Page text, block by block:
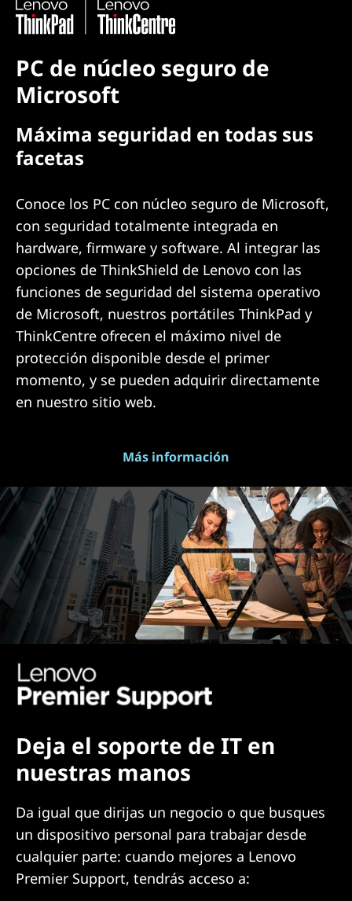
PC de núcleo seguro de
Microsoft
Máxima seguridad en todas sus
facetas
Conoce los PC con núcleo seguro de Microsoft,
con seguridad totalmente integrada en
hardware, firmware y software. Al integrar las
opciones de ThinkShield de Lenovo con las
funciones de seguridad del sistema operativo
de Microsoft, nuestros portátiles ThinkPad y
ThinkCentre ofrecen el máximo nivel de
protección disponible desde el primer
momento, y se pueden adquirir directamente
en nuestro sitio web.
Más información
Deja el soporte de IT en
nuestras manos
Da igual que dirijas un negocio o que busques
un dispositivo personal para trabajar desde
cualquier parte: cuando mejores a Lenovo
Premier Support, tendrás acceso a: